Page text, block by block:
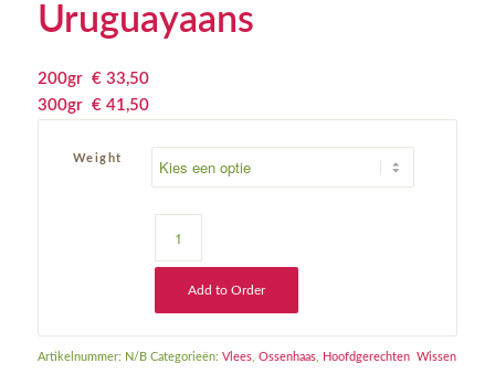
Uruguayaans
200gr € 33,50
300gr € 41,50
Weight
Wissen
Add to Order
Artikelnummer: N/B Categorieën: Vlees, Ossenhaas, Hoofdgerechten